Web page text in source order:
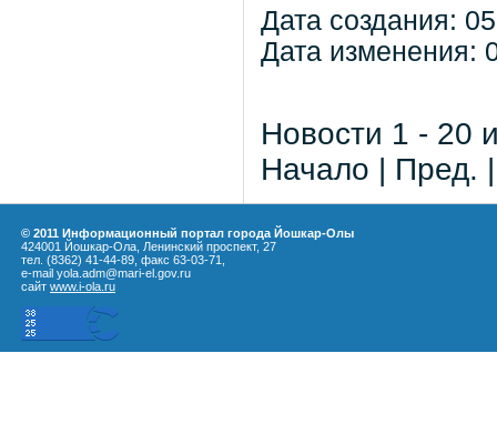
Дата создания:
Дата изменения:
Новости 1 - 20
Начало | Пред.
© 2011 Информационный портал города Йошкар-Олы
424001 Йошкар-Ола, Ленинский проспект, 27
тел. (8362) 41-44-89, факс 63-03-71,
e-mail yola.adm@mari-el.gov.ru
сайт www.i-ola.ru